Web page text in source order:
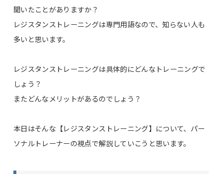
聞いたことがありますか？
レジスタンストレーニングは専門用語なので、知らない人も
多いと思います。
レジスタンストレーニングは具体的にどんなトレーニングで
しょう？
またどんなメリットがあるのでしょう？
本日はそんな【レジスタンストレーニング】について、パー
ソナルトレーナーの視点で解説していこうと思います。